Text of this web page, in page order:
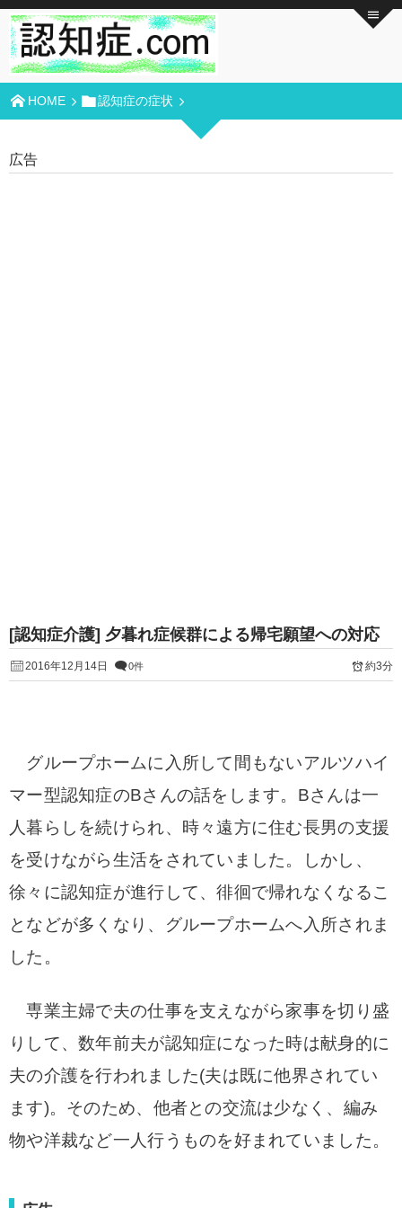
HOME 認知症の症状
広告
[認知症介護] 夕暮れ症候群による帰宅願望への対応
2016年12月14日 0件 約3分
グループホームに入所して間もないアルツハイ
マー型認知症のBさんの話をします。Bさんは一
人暮らしを続けられ、時々遠方に住む長男の支援
を受けながら生活をされていました。
しかし、
徐々に認知症が進行して、徘徊で帰れなくなるこ
となどが多くなり、グループホームへ入所されま
した。
専業主婦で夫の仕事を支えながら家事を切り盛
りして、数年前夫が認知症になった時は献身的に
夫の介護を行われました(夫は既に他界されてい
ます)。そのため、他者との交流は少なく、編み
物や洋裁など一人行うものを好まれていました。